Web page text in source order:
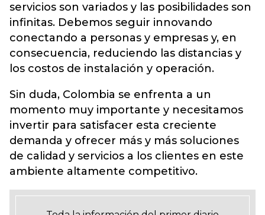
servicios son variados y las posibilidades son
infinitas. Debemos seguir innovando
conectando a personas y empresas y, en
consecuencia, reduciendo las distancias y
los costos de instalación y operación.
Sin duda, Colombia se enfrenta a un
momento muy importante y necesitamos
invertir para satisfacer esta creciente
demanda y ofrecer más y más soluciones
de calidad y servicios a los clientes en este
ambiente altamente competitivo.